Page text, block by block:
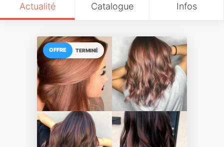
Actualité Catalogue Infos
TERMINÉ
OFFRE